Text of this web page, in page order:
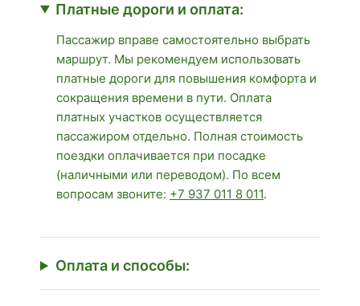
Платные дороги и оплата:
Пассажир вправе самостоятельно выбрать
маршрут. Мы рекомендуем использовать
платные дороги для повышения комфорта и
сокращения времени в пути. Оплата
платных участков осуществляется
пассажиром отдельно. Полная стоимость
поездки оплачивается при посадке
(наличными или переводом). По всем
вопросам звоните: +7 937 011 8 011.
Оплата и способы: